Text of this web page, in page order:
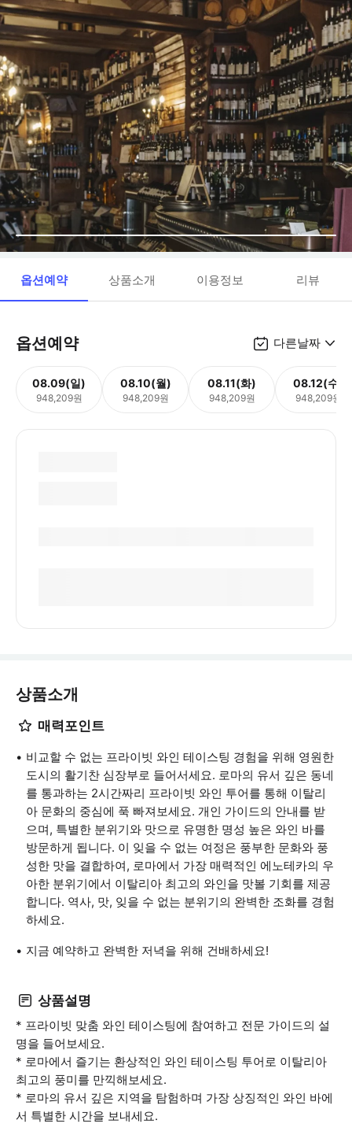
옵션예약 상품소개 이용정보 리뷰
옵션예약 다른날짜
08.09(일)
948,209원
08.10(월)
948,209원
08.11(화)
948,209원
08.12(수)
948,209원
상품소개
매력포인트
비교할 수 없는 프라이빗 와인 테이스팅 경험을 위해 영원한
도시의 활기찬 심장부로 들어서세요. 로마의 유서 깊은 동네
를 통과하는 2시간짜리 프라이빗 와인 투어를 통해 이탈리
아 문화의 중심에 푹 빠져보세요. 개인 가이드의 안내를 받
으며, 특별한 분위기와 맛으로 유명한 명성 높은 와인 바를
방문하게 됩니다. 이 잊을 수 없는 여정은 풍부한 문화와 풍
성한 맛을 결합하여, 로마에서 가장 매력적인 에노테카의 우
아한 분위기에서 이탈리아 최고의 와인을 맛볼 기회를 제공
합니다. 역사, 맛, 잊을 수 없는 분위기의 완벽한 조화를 경험
하세요.
지금 예약하고 완벽한 저녁을 위해 건배하세요!
상품설명
* 프라이빗 맞춤 와인 테이스팅에 참여하고 전문 가이드의 설
명을 들어보세요.
* 로마에서 즐기는 환상적인 와인 테이스팅 투어로 이탈리아
최고의 풍미를 만끽해보세요.
* 로마의 유서 깊은 지역을 탐험하며 가장 상징적인 와인 바에
서 특별한 시간을 보내세요.